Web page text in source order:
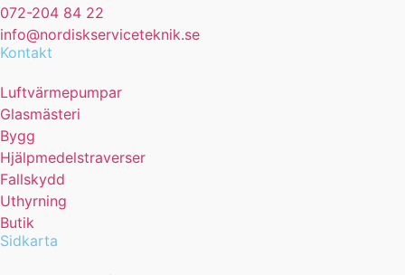
072-204 84 22
info@nordiskserviceteknik.se
Kontakt
Luftvärmepumpar
Glasmästeri
Bygg
Hjälpmedelstraverser
Fallskydd
Uthyrning
Butik
Sidkarta